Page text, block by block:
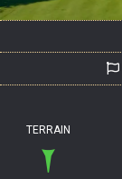
TERRAIN